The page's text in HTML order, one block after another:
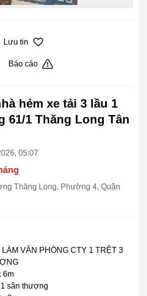
Lưu tin
Báo cáo
hẻm xe tải 3 lầu 1
61/1 Thăng Long Tân
05:07
Thăng Long, Phường 4, Quận
VĂN PHÒNG CTY 1 TRỆT 3
6m
sân thượng